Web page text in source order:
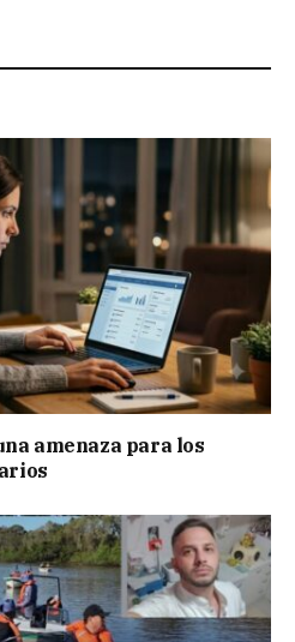
amenaza para los